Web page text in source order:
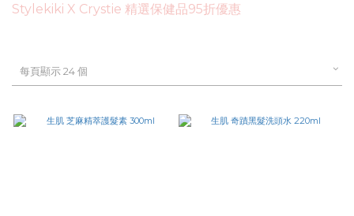
Stylekiki X Crystie 精選保健品95折優惠
每頁顯示 24 個